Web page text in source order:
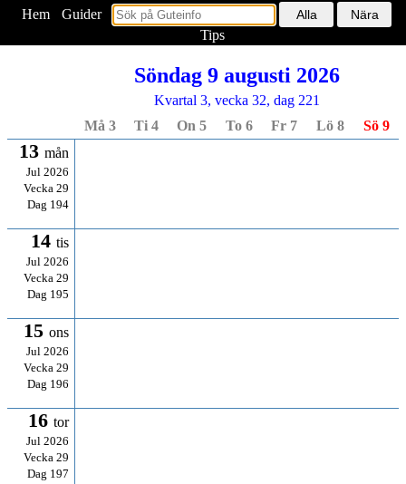
Hem
Guider
Tips
Söndag 9 augusti 2026
Kvartal 3, vecka 32, dag 221
Må 3
Ti 4 On 5 To 6 Fr 7 Lö 8 Sö 9
13 mån
Jul 2026
Vecka 29
Dag 194
14 tis
Jul 2026
Vecka 29
Dag 195
15 ons
Jul 2026
Vecka 29
Dag 196
16 tor
Jul 2026
Vecka 29
Dag 197